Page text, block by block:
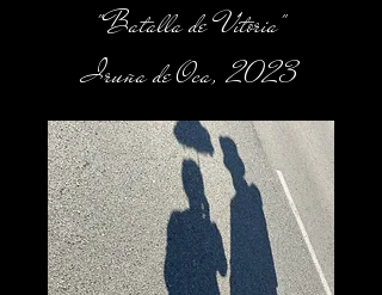
"Batalla de Vitoria"
Iruña de Oca, 2023